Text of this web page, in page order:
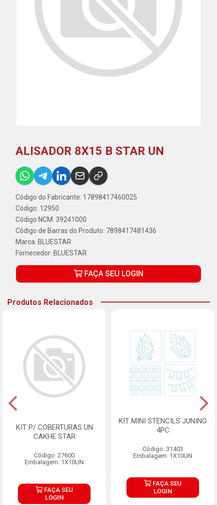
ALISADOR 8X15 B STAR UN
Código do Fabricante: 17898417460025
Código: 12950
Código NCM: 39241000
Código de Barras do Produto: 7898417481436
Marca: BLUESTAR
Fornecedor: BLUESTAR
FAÇA SEU LOGIN
Produtos Relacionados
KIT P/ COBERTURAS UN
CAKHE STAR
Código: 27600
Embalagem: 1X10UN
FAÇA SEU
LOGIN
KIT MINI STENCILS JUNINO
4PC
Código: 31403
Embalagem: 1X10UN
FAÇA SEU
LOGIN